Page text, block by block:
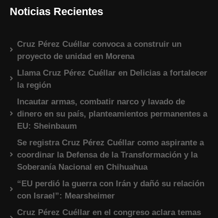
Noticias Recientes
Cruz Pérez Cuéllar convoca a construir un
proyecto de unidad en Morena
Llama Cruz Pérez Cuéllar en Delicias a fortalecer
la región
Incautar armas, combatir narco y lavado de
dinero en su país, planteamientos permanentes a
EU: Sheinbaum
Se registra Cruz Pérez Cuéllar como aspirante a
coordinar la Defensa de la Transformación y la
Soberanía Nacional en Chihuahua
“EU perdió la guerra con Irán y dañó su relación
con Israel”: Mearsheimer
Cruz Pérez Cuéllar en el congreso aclara temas